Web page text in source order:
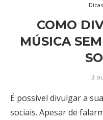
COMO
MÚSICA
3
É possível divulgar a
sociais. Apesar de